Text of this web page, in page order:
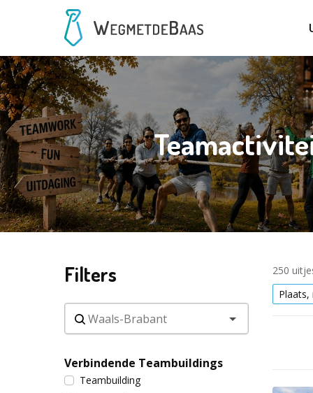
Filters
Verbindende Teambuildings
Teambuilding
250